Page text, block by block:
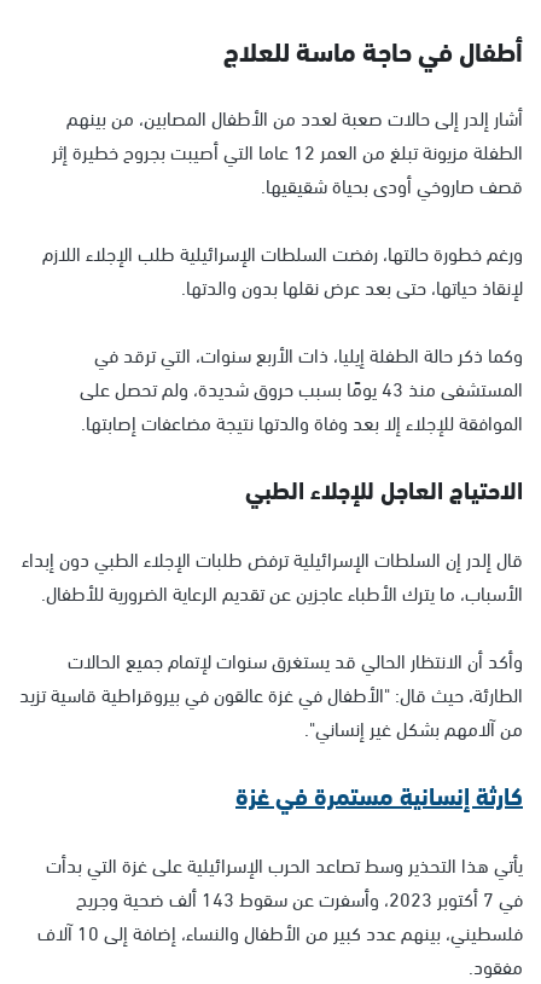
أطفال في حاجة ماسة للعلاج
أشار إلدر إلى حالات صعبة لعدد من الأطفال المصابين، من بينهم
الطفلة مزيونة تبلغ من العمر 12 عاما التي أصيبت بجروح خطيرة إثر
قصف صاروخي أودى بحياة شقيقيها.
ورغم خطورة حالتها، رفضت السلطات الإسرائيلية طلب الإجلاء اللازم
لإنقاذ حياتها، حتى بعد عرض نقلها بدون والدتها.
وكما ذكر حالة الطفلة إيليا، ذات الأربع سنوات، التي ترقد في
المستشفى منذ 43 يومًا بسبب حروق شديدة، ولم تحصل على
الموافقة للإجلاء إلا بعد وفاة والدتها نتيجة مضاعفات إصابتها.
الاحتياج العاجل للإجلاء الطبي
قال إلدر إن السلطات الإسرائيلية ترفض طلبات الإجلاء الطبي دون إبداء
الأسباب، ما يترك الأطباء عاجزين عن تقديم الرعاية الضرورية للأطفال.
وأكد أن الانتظار الحالي قد يستغرق سنوات لإتمام جميع الحالات
الطارئة، حيث قال: "الأطفال في غزة عالقون في بيروقراطية قاسية تزيد
من آلامهم بشكل غير إنساني".
كارثة إنسانية مستمرة في غزة
يأتي هذا التحذير وسط تصاعد الحرب الإسرائيلية على غزة التي بدأت
في 7 أكتوبر 2023، وأسفرت عن سقوط 143 ألف ضحية وجريح
فلسطيني، بينهم عدد كبير من الأطفال والنساء، إضافة إلى 10 آلاف
مفقود.